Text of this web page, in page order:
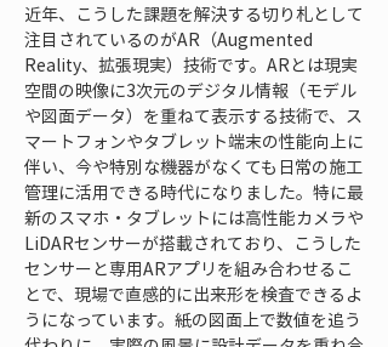
近年、こうした課題を解決する切り札として
注目されているのがAR（Augmented
Reality、拡張現実）技術です。ARとは現実
空間の映像に3次元のデジタル情報（モデル
や図面データ）を重ねて表示する技術で、ス
マートフォンやタブレット端末の性能向上に
伴い、今や特別な機器がなくても日常の施工
管理に活用できる時代になりました。特に最
新のスマホ・タブレットには高性能カメラや
LiDARセンサーが搭載されており、こうした
センサーと専用ARアプリを組み合わせるこ
とで、現場で直感的に出来形を検査できるよ
うになっています。紙の図面上で数値を追う